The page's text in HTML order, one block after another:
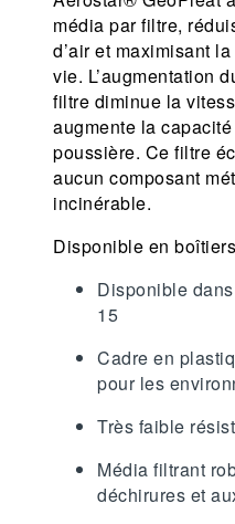
média par filtre,
d’air et maximisant
vie. L’augmentation
filtre diminue la
augmente la
poussière. Ce filtre
aucun composant
incinérable.
Disponible en
Disponible
15
Cadre en
pour les
Très faible
Média filtrant
déchirures et